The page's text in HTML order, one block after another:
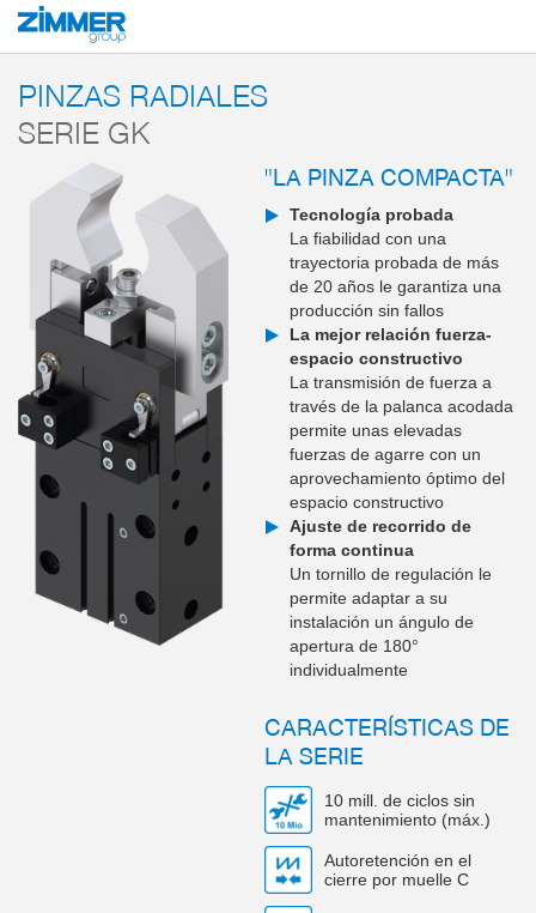
Inicio Productos
PINZAS RADIALES
SERIE GK
"LA PINZA COMPACTA"
Tecnología probada
La fiabilidad con una
trayectoria probada de más
de 20 años le garantiza una
producción sin fallos
La mejor relación fuerza-
espacio constructivo
La transmisión de fuerza a
través de la palanca acodada
permite unas elevadas
fuerzas de agarre con un
aprovechamiento óptimo del
espacio constructivo
Ajuste de recorrido de
forma continua
Un tornillo de regulación le
permite adaptar a su
instalación un ángulo de
apertura de 180°
individualmente
CARACTERÍSTICAS DE
LA SERIE
10 mill. de ciclos sin
mantenimiento (máx.)
Autoretención en el
cierre por muelle C